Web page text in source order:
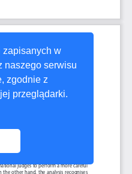
zapisanych w
naszego serwisu
zgodnie z
przeglądarki.